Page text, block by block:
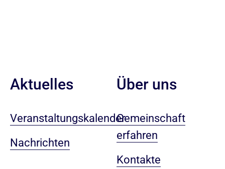
Aktuelles
Veranstaltungskalender
Nachrichten
Über uns
Gemeinschaft
erfahren
Kontakte